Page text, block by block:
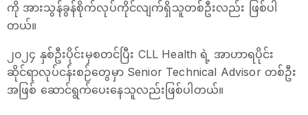
ကို အားသွန်ခွန်စိုက်လုပ်ကိုင်လျက်ရှိသူတစ်ဦးလည်း ဖြစ်ပါ
တယ်။
၂၀၂၄ နှစ်ဦးပိုင်းမှစတင်ပြီး CLL Health ရဲ့ အာဟာရပိုင်း
ဆိုင်ရာလုပ်ငန်းစဉ်တွေမှာ Senior Technical Advisor တစ်ဦး
အဖြစ် ဆောင်ရွက်ပေးနေသူလည်းဖြစ်ပါတယ်။